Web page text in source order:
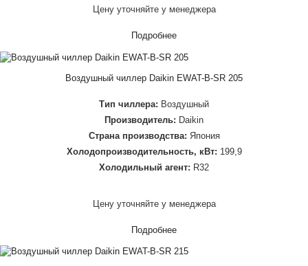
Цену уточняйте у менеджера
Подробнее
Воздушный чиллер Daikin EWAT-B-SR 205
Тип чиллера: Воздушный
Производитель: Daikin
Страна производства: Япония
Холодопроизводительность, кВт: 199,9
Холодильный агент: R32
Цену уточняйте у менеджера
Подробнее